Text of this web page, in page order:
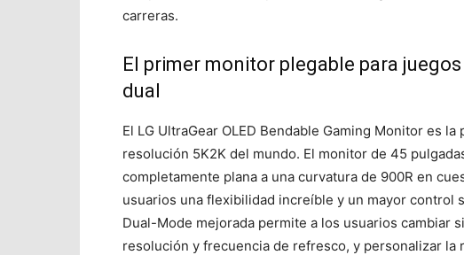
carreras.
El primer monitor plegable para
dual
El LG UltraGear OLED Bendable Gaming Monitor es
resolución 5K2K del mundo. El monitor de 45
completamente plana a una curvatura de 900R en
usuarios una flexibilidad increíble y un mayor control
Dual-Mode mejorada permite a los usuarios cambiar
resolución y frecuencia de refresco, y personalizar la